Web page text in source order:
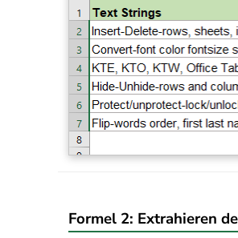
Formel 2: Extrahieren